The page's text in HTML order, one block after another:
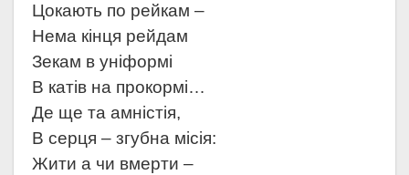
Цокають по рейкам –
Нема кінця рейдам
Зекам в уніформі
В катів на прокормі…
Де ще та амністія,
В серця – згубна місія:
Жити а чи вмерти –